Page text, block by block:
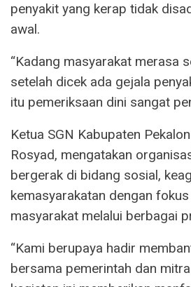
penyakit yang kerap tidak
awal.
“Kadang masyarakat merasa
setelah dicek ada gejala
itu pemeriksaan dini sangat
Ketua SGN Kabupaten
Rosyad, mengatakan
bergerak di bidang sosial,
kemasyarakatan dengan
masyarakat melalui berbagai
“Kami berupaya hadir
bersama pemerintah dan